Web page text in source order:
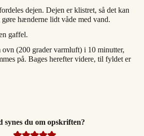
dejen. Dejen er klistret, så det kan
gøre hænderne lidt våde med vand.
gaffel.
ovn (200 grader varmluft) i 10 minutter,
på. Bages herefter videre, til fyldet er
synes du om opskriften?